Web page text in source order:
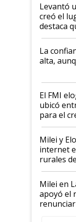
Levantó
creó el
destaca
plata a
Juan
que de
de Milei
La
alta,
El FMI
ubicó
para el
Milei y
internet
rurales
a un
Milei en
apoyó el
renunciar